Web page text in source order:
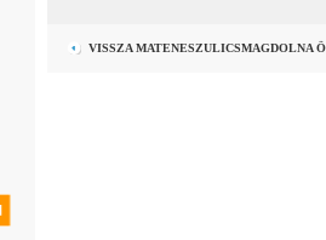
VISSZA MATENESZULICSMAGDOLNA